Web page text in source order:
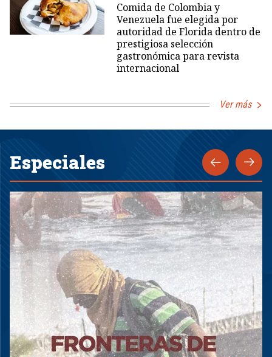
Comida de Colombia y
Venezuela fue elegida por
autoridad de Florida dentro de
prestigiosa selección
gastronómica para revista
internacional
Ver más
Especiales